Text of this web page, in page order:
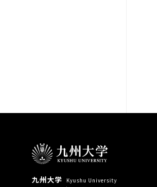
九州大学
Kyushu University